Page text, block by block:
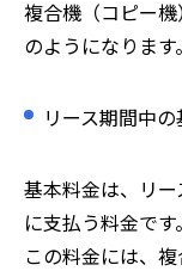
複合機（コピー
のようになります。
リース期間中
基本料金は、リ
に支払う料金です。
この料金には、